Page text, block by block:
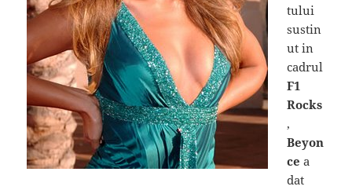
tului
sustin
ut in
cadrul
F1
Rocks
,
Beyon
cea
dat